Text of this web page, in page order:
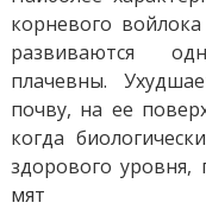
корневого
развиваются
плачевны.
почву, на ее
когда
здорового уровня,
мят